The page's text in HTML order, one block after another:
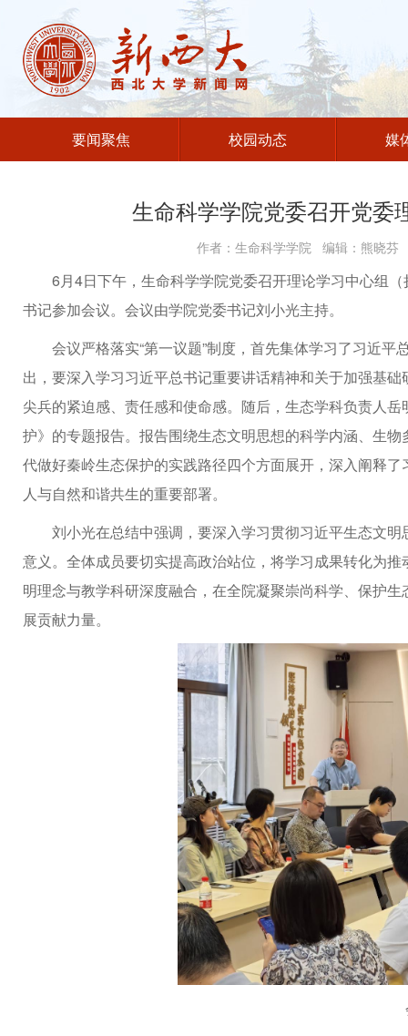
要闻聚焦 校园动态 媒
生命科学学院党委召开党委
作者：生命科学学院 编辑：熊晓
6月4日下午，生命科学学院党委召开理论学习中心组
书记参加会议。会议由学院党委书记刘小光主持。
会议严格落实“第一议题”制度，首先集体学习了习近
出，要深入学习习近平总书记重要讲话精神和关于加强基
尖兵的紧迫感、责任感和使命感。随后，生态学科负责人
护》的专题报告。报告围绕生态文明思想的科学内涵、生
代做好秦岭生态保护的实践路径四个方面展开，深入阐释
人与自然和谐共生的重要部署。
刘小光在总结中强调，要深入学习贯彻习近平生态文
意义。全体成员要切实提高政治站位，将学习成果转化为
明理念与教学科研深度融合，在全院凝聚崇尚科学、保护
展贡献力量。